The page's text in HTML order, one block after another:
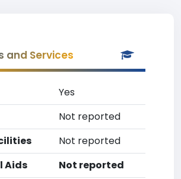
and Services
Yes
Not reported
Not reported
Aids
Not reported